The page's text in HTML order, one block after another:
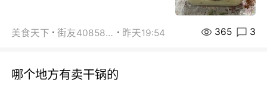
美食天下 街友40858442 昨天19:54 365 3
哪个地方有卖干锅的